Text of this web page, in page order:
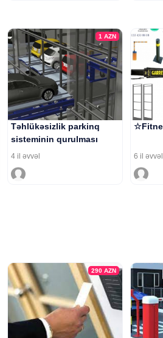
1 AZN
Təhlükəsizlik parkinq
sisteminin qurulması
4 il əvvəl 6 il əvvəl
290 AZN